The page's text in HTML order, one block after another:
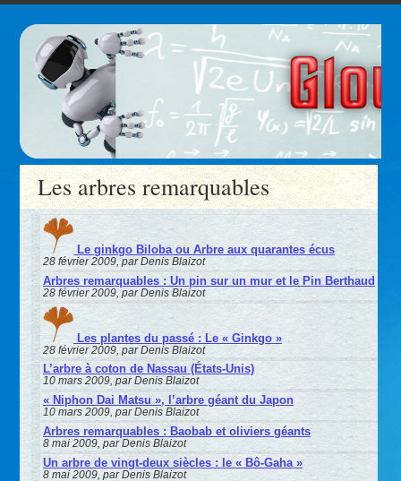
Les arbres remarquables
Le ginkgo Biloba ou Arbre aux quarantes écus
28 février 2009, par Denis Blaizot
Arbres remarquables : Un pin sur un mur et le Pin Berthaud
28 février 2009, par Denis Blaizot
Les plantes du passé : Le « Ginkgo »
28 février 2009, par Denis Blaizot
L’arbre à coton de Nassau (États-Unis)
10 mars 2009, par Denis Blaizot
« Niphon Dai Matsu », l’arbre géant du Japon
10 mars 2009, par Denis Blaizot
Arbres remarquables : Baobab et oliviers géants
8 mai 2009, par Denis Blaizot
Un arbre de vingt-deux siècles : le « Bô-Gaha »
8 mai 2009, par Denis Blaizot